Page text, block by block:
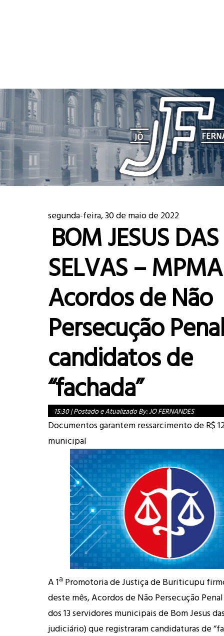
segunda-feira, 30 de maio de 2022
BOM JESUS DAS
SELVAS –
Acordos de Não
Persecução
candidatos de
“fachada”
15:30|Postado e Atualizado By:JO FERNANDES
Documentos garantem ressarcimento de R$
municipal
A 1ª Promotoria de Justiça de Buriticupu
deste mês, Acordos de Não Persecução
dos 13 servidores municipais de Bom Jesus
judiciário) que registraram candidaturas de